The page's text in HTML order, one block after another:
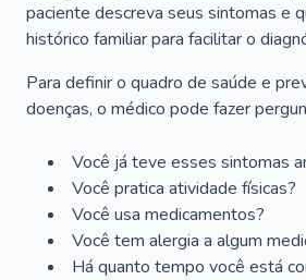
paciente descreva seus sintomas e
histórico familiar para facilitar o
Para definir o quadro de saúde e
doenças, o médico pode fazer
Você já teve esses sintomas
Você pratica atividade físicas?
Você usa medicamentos?
Você tem alergia a algum
Há quanto tempo você está